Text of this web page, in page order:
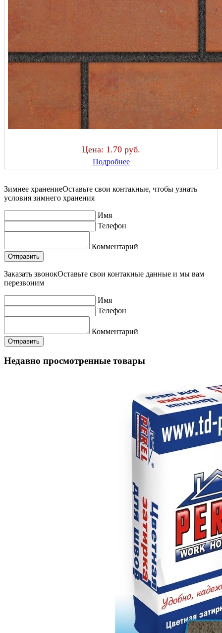
Цена: 1.70 руб.
Подробнее
Зимнее хранениеОставьте свои контакные, чтобы узнать
условия зимнего хранения
Имя
Телефон
Комментарий
Заказать звонокОставьте свои контакные данные и мы вам
перезвоним
Имя
Телефон
Комментарий
Недавно просмотренные товары